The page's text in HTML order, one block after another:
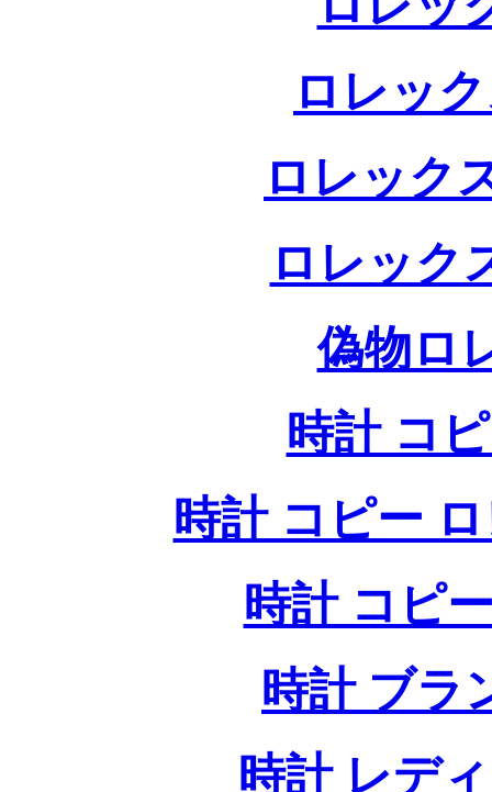
ロレッ
ロレック
ロレック
偽物ロ
時計 コ
時計 コピー
時計 コピ
時計 ブラ
時計 レデ